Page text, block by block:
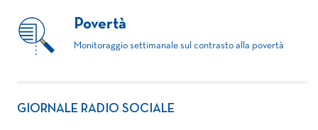
Povertà
Monitoraggio settimanale sul contrasto alla povertà
GIORNALE RADIO SOCIALE